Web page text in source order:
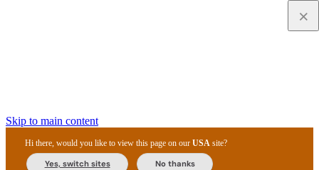
Skip to main content
Hi there, would you like to view this page on ourUSA site?
Yes, switch sites No thanks